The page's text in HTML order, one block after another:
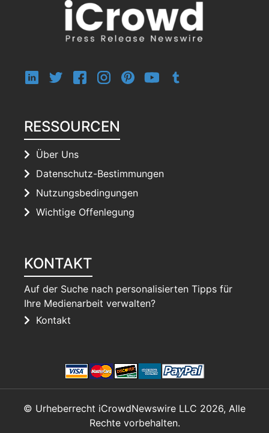
RESSOURCEN
Über Uns
Datenschutz-Bestimmungen
Nutzungsbedingungen
Wichtige Offenlegung
KONTAKT
Auf der Suche nach personalisierten Tipps für
Ihre Medienarbeit verwalten?
Kontakt
© Urheberrecht iCrowdNewswire LLC 2026, Alle
Rechte vorbehalten.